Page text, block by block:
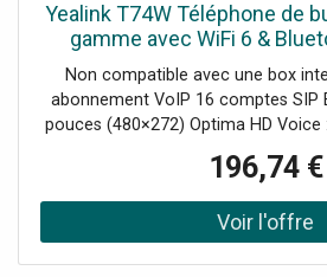
Yealink T74W Téléphone de
gamme avec WiFi 6 &
couleur 4,3″, 16 comptes
Non compatible avec une box
abonnement VoIP 16 comptes SIP
pouces (480×272) Optima HD
charge les casques USB et
Fonctions de sécurité : cryptage
double système Évolutif : ajout de 3
EXP55 max.
196,74 €